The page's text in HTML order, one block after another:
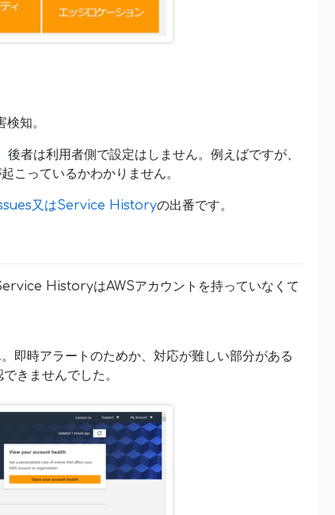
知。
者は利用者側で設定はしません。例えばですが、
こっているかわかりません。
又はService Historyの出番です。
HistoryはAWSアカウントを持っていなくて
即時アラートのためか、対応が難しい部分がある
きませんでした。